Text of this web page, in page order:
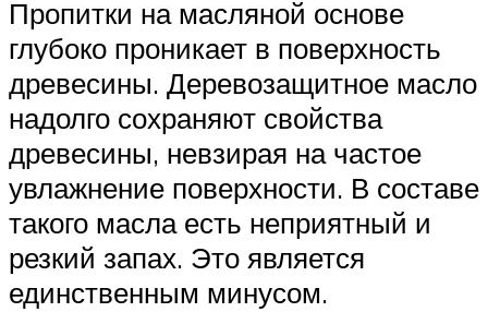
Пропитки на масляной основе
глубоко проникает в поверхность
древесины. Деревозащитное масло
надолго сохраняют свойства
древесины, невзирая на частое
увлажнение поверхности. В составе
такого масла есть неприятный и
резкий запах. Это является
единственным минусом.